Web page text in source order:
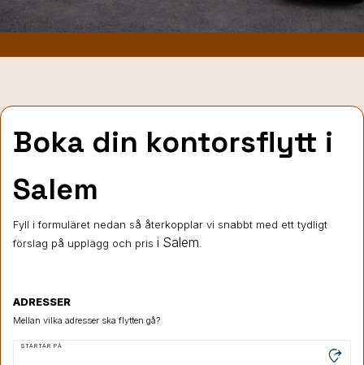
Boka din kontorsflytt i
Salem
Fyll i formuläret nedan så återkopplar vi snabbt med ett tydligt
förslag på upplägg och pris i Salem
ADRESSER
Mellan vilka adresser ska flytten gå?
STARTAR PÅ
moved_location